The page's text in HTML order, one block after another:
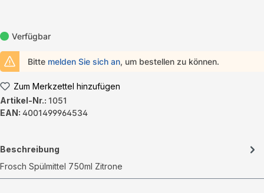
Verfügbar
Bitte melden Sie sich an, um bestellen zu können.
Zum Merkzettel hinzufügen
Artikel-Nr.: 1051
EAN: 4001499964534
Beschreibung
Frosch Spülmittel 750ml Zitrone